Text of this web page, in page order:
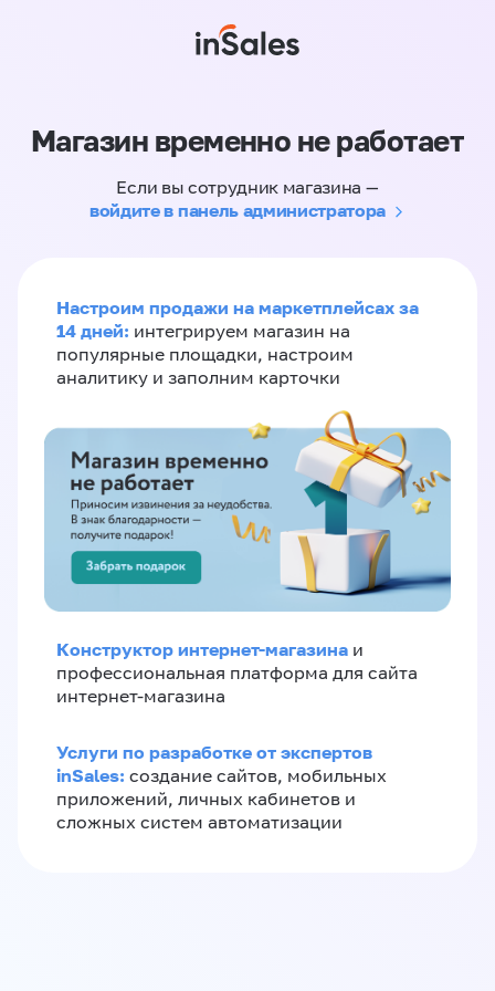
Магазин временно не работает
Если вы сотрудник магазина —
войдите в панель администратора
Настроим продажи на маркетплейсах за
14 дней: интегрируем магазин на
популярные площадки, настроим
аналитику и заполним карточки
Конструктор интернет-магазина и
профессиональная платформа для сайта
интернет-магазина
Услуги по разработке от экспертов
inSales: создание сайтов, мобильных
приложений, личных кабинетов и
сложных систем автоматизации